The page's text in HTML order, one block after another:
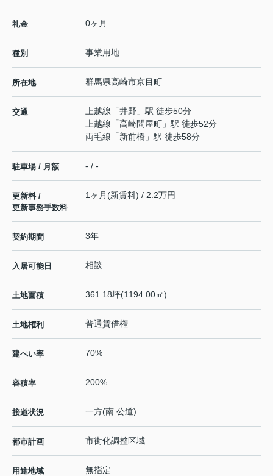
礼金 0ヶ月
種別 事業用地
所在地 群馬県高崎市京目町
交通 上越線 「井野 」駅 徒歩50分
上越線 「高崎問屋町 」駅 徒歩52分
両毛線 「新前橋 」駅 徒歩58分
駐車場 / 月額 - / -
更新料 /
更新事務手数料
1ヶ月(新賃料) / 2.2万円
契約期間 3年
入居可能日 相談
土地面積 361.18坪(1194.00㎡)
土地権利 普通賃借権
建ぺい率 70%
容積率 200%
接道状況 一方(南 公道)
都市計画 市街化調整区域
用途地域 無指定